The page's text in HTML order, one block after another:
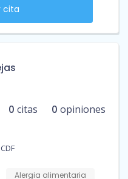
cita
0 citas 0 opiniones
Alergia alimentaria